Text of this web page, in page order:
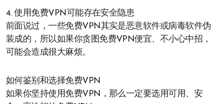
4. 使用免费VPN可能存在安全隐患
前面说过，一些免费VPN其实是恶意软件或病毒软件伪
装成的，所以如果你贪图免费VPN便宜、不小心中招，
可能会造成很大麻烦。
如何鉴别和选择免费VPN
如果你坚持使用免费VPN，那么一定要选用可用、安